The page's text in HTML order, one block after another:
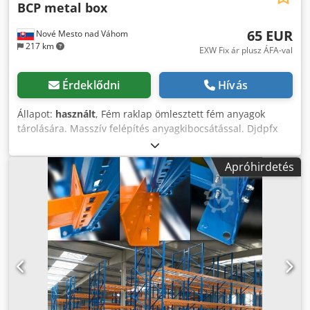
a megrendelésen át a telepítésig.
Nové Mesto nad Váhom
217 km
BCP metal box
65 EUR
EXW Fix ár plusz ÁFA-val
Érdeklődni Hívás
Állapot: használt, Fém raklap ömlesztett fém anyagok
tárolására. Masszív felépítés anyagkibocsátással. Djdpfx
Apróhirdetés